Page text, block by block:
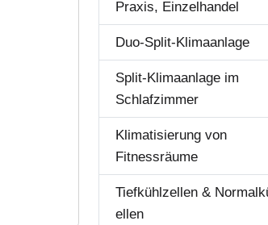
Praxis, Einzelhandel
Duo-Split-Klimaanlage
Split-Klimaanlage im
Schlafzimmer
Klimatisierung von
Fitnessräume
Tiefkühlzellen &
ellen